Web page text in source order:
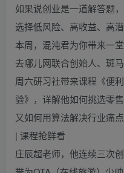
如果说创业是一道解答题
选择低风险、高收益、高潜
本周，混沌君为你带来一
去哪儿网联合创始人、斑
周六研习社带来课程《便
验》，详解他如何挑选零
又如何用算法解决行业痛
| 课程抢鲜看
庄辰超老师，他连续三次